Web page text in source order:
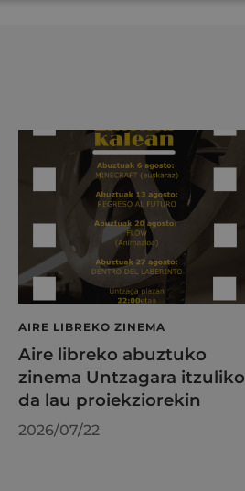
AIRE LIBREKO ZINEMA
Aire libreko abuztuko
zinema Untzagara itzuliko
da lau proiekziorekin
2026/07/22